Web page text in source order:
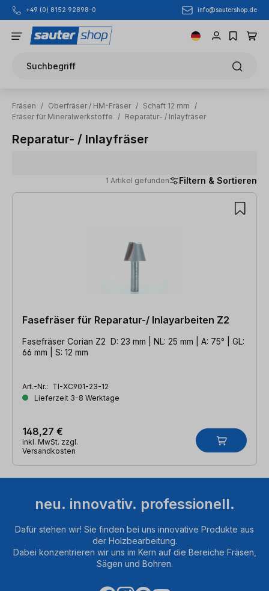
Zum Hauptinhalt springen
+49 (0) 8152 92898-0 info@sautershop.de
Suchbegriff
Fräsen / Oberfräser / HM-Fräser / Schaft 12 mm
/
Fräser für Mineralwerkstoffe
/ Reparatur- / Inlayfräser
Reparatur- / Inlayfräser
1 Artikel gefunden Filtern & Sortieren
1 Artikel gefunden
Fasefräser für Reparatur-/ Inlayarbeiten Z2
Fasefräser Corian Z2 D: 23 mm | NL: 25 mm | A: 75° | GL:
66 mm | S: 12 mm
Art.-Nr.: TI-XC901-23-12
Lieferzeit 3-8 Werktage
148,27 €
inkl. MwSt. zzgl.
Versandkosten
neu. innovativ. professionell.
Dafür stehen wir! Sie finden bei uns innovative Produkte aus
der Holzbearbeitung.
Dabei konzentrieren wir uns im Kern auf die Bereiche Fräsen,
Sägen und Bohren.